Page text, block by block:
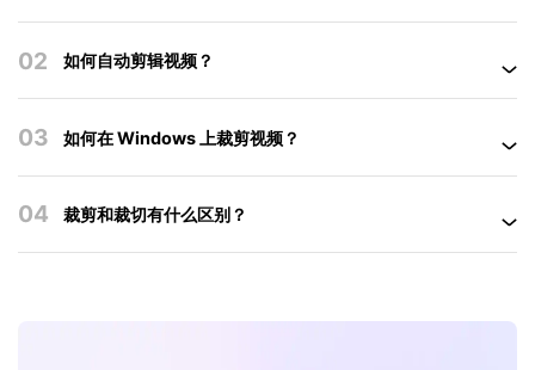
02 如何自动剪辑视频？
03 如何在 Windows 上裁剪视频？
04 裁剪和裁切有什么区别？